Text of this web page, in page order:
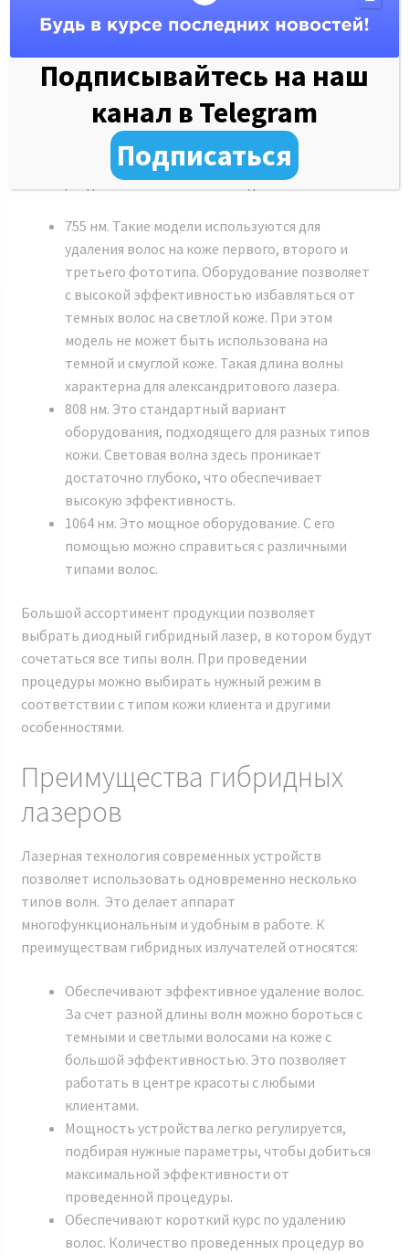
Гибридный лазер – это аппарат для удаления волос.
самых современных салонах красоты. Обеспечивает
проведение безопасных и эффективных процедур.
Борется с разными типами волос.
В зависимости от длины волны гибридный лазер для
эпиляции делится на несколько видов:
755 нм. Такие модели используются для
удаления волос на коже первого, второго и
третьего фототипа. Оборудование позволяет
с высокой эффективностью избавляться от
темных волос на светлой коже. При этом
модель не может быть использована на
темной и смуглой коже. Такая длина волны
характерна для александритового лазера.
808 нм. Это стандартный вариант
оборудования, подходящего для разных типов
кожи. Световая волна здесь проникает
достаточно глубоко, что обеспечивает
высокую эффективность.
1064 нм. Это мощное оборудование. С его
помощью можно справиться с различными
типами волос.
Большой ассортимент продукции позволяет
выбрать диодный гибридный лазер, в котором будут
сочетаться все типы волн. При проведении
процедуры можно выбирать нужный режим в
соответствии с типом кожи клиента и другими
особенностями.
Преимущества гибридных
лазеров
Лазерная технология современных устройств
позволяет использовать одновременно несколько
типов волн. Это делает аппарат
многофункциональным и удобным в работе. К
преимуществам гибридных излучателей относятся:
Обеспечивают эффективное удаление волос.
За счет разной длины волн можно бороться с
темными и светлыми волосами на коже с
большой эффективностью. Это позволяет
работать в центре красоты с любыми
клиентами.
Мощность устройства легко регулируется,
подбирая нужные параметры, чтобы добиться
максимальной эффективности от
проведенной процедуры.
Обеспечивают короткий курс по удалению
волос. Количество проведенных процедур во
Подписывайтесь на наш
канал в Telegram
Подписаться